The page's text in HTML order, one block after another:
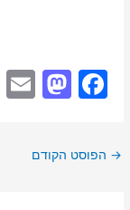
F
e
M
o
→ הפוסט הקודם